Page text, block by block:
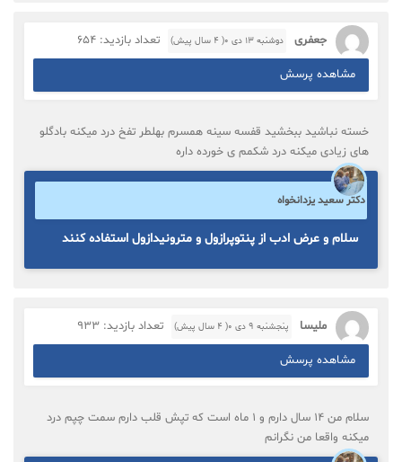
جعفری دوشنبه ۱۳ دی ۰( 4 سال پیش) تعداد بازدید: 654
مشاهده پرسش
خسته نباشید ببخشید قفسه سینه همسرم بهلطر تفخ درد میکنه بادگلو
های زیادی میکنه درد شکمم ی خورده داره
دکتر سعید یزدانخواه
سلام و عرض ادب از پنتوپرازول و مترونیدازول استفاده کنند
ملیسا پنجشنبه ۹ دی ۰( 4 سال پیش) تعداد بازدید: 933
مشاهده پرسش
سلام من ۱۴ سال دارم و ۱ ماه است که تپش قلب دارم سمت چپم درد
میکنه واقعا من نگرانم